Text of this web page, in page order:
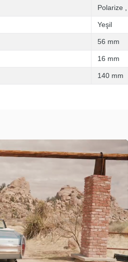
Polarize
Yeşil
56 mm
16 mm
140 mm